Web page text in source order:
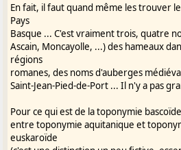
------------------------------------
http://groups.yahoo.com/
doman
http://www.gasconha.com
http://gaskoi.gasconha.com
Liens Yahoo! Groupes
En fait, il faut quand même les trouver
Pays
Basque ... C'est vraiment trois, quatre
Ascain, Moncayolle, ...) des hameaux
régions
romanes, des noms d'auberges
Saint-Jean-Pied-de-Port ... Il n'y a pas
Pour ce qui est de la toponymie
entre toponymie aquitanique et
euskaroïde